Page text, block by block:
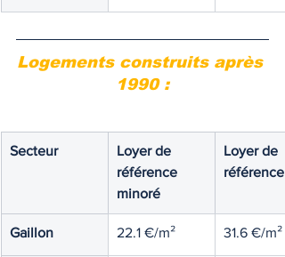
Logements construits après
1990 :
Secteur
Loyer de
référence
minoré
Loyer de
référence
Gaillon 22.1 €/m² 31.6 €/m²